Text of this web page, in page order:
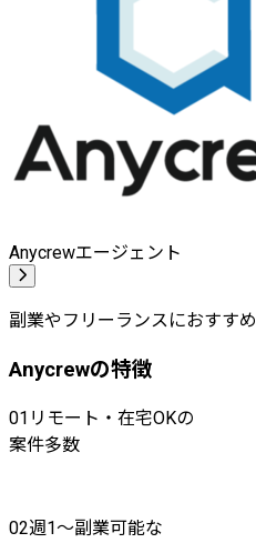
Anycrewエージェント
副業やフリーランスにおすすめ
Anycrewの特徴
01 リモート・在宅OKの
案件多数
02週1〜副業可能な